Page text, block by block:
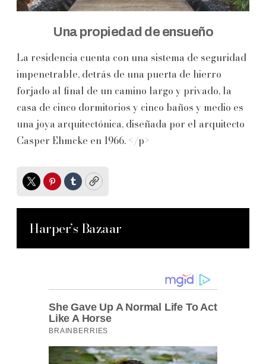
Una propiedad de ensueño
La residencia cuenta con una sistema de seguridad
impenetrable, detrás de una puerta de hierro
forjado al final de un camino largo y privado, la
casa de cinco dormitorios y cinco baños y medio es
una joya arquitectónica, diseñada por el arquitecto
Casper Ehmcke en 1966. </p>
TwitterPinterest
TumblrCopy
Harper’s Bazaar